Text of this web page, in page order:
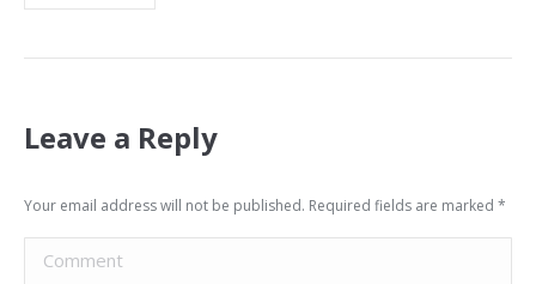
Leave a Reply
Your email address will not be published. Required fields are marked *
Comment